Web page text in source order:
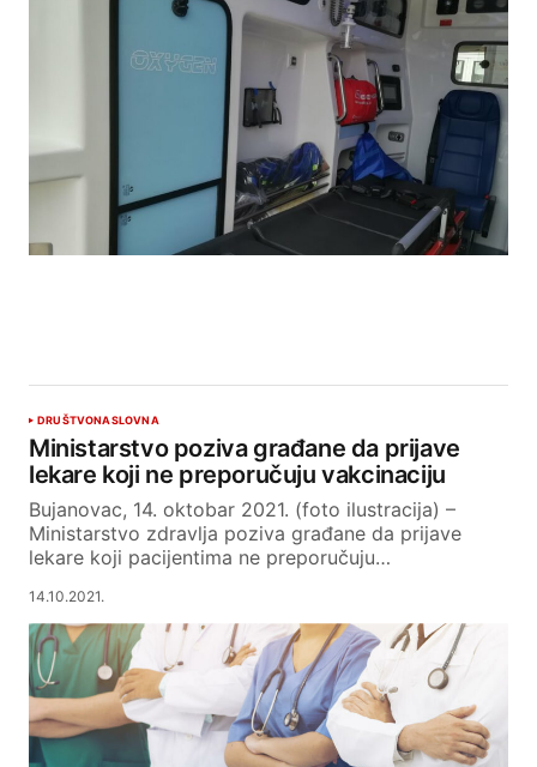
DRUŠTVONASLOVNA
Ministarstvo poziva građane da prijave
lekare koji ne preporučuju vakcinaciju
Bujanovac, 14. oktobar 2021. (foto ilustracija) –
Ministarstvo zdravlja poziva građane da prijave
lekare koji pacijentima ne preporučuju…
14.10.2021.